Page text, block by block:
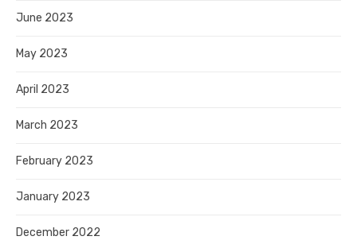
June 2023
May 2023
April 2023
March 2023
February 2023
January 2023
December 2022